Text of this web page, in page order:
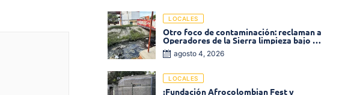
LOCALES
Otro foco de contaminación: reclaman a
Operadores de la Sierra limpieza bajo el
puente de la calle 19 con carrera 11
agosto 4, 2026
LOCALES
¡Fundación Afrocolombian Fest y